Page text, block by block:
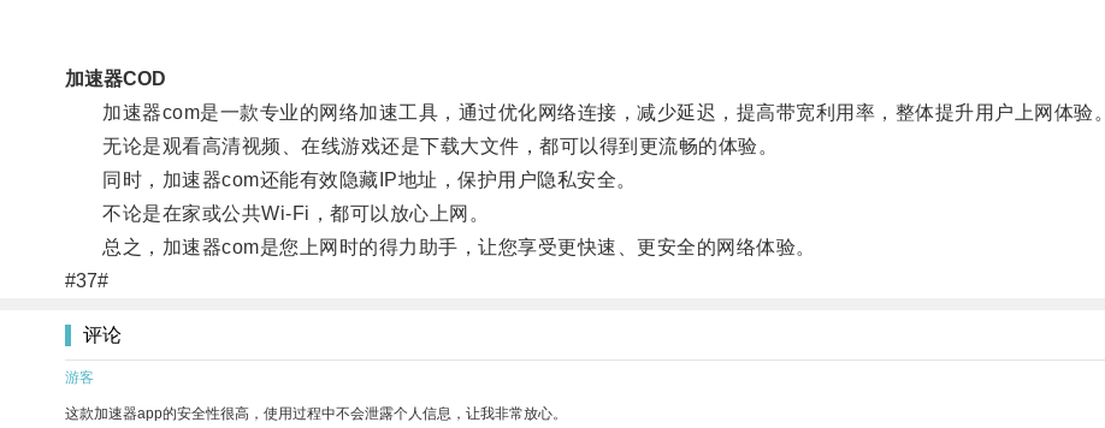
加速器COD
加速器com是一款专业的网络加速工具，通过优化网络连接，减少延迟，提高带宽利用率，整体提升用户上网体验。
无论是观看高清视频、在线游戏还是下载大文件，都可以得到更流畅的体验。
同时，加速器com还能有效隐藏IP地址，保护用户隐私安全。
不论是在家或公共Wi-Fi，都可以放心上网。
总之，加速器com是您上网时的得力助手，让您享受更快速、更安全的网络体验。
#37#
评论
游客
这款加速器app的安全性很高，使用过程中不会泄露个人信息，让我非常放心。